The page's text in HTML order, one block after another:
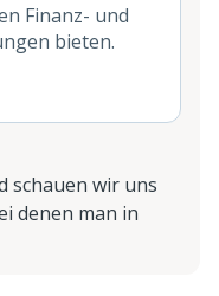
Finanz- und
bieten.
schauen wir uns
denen man in